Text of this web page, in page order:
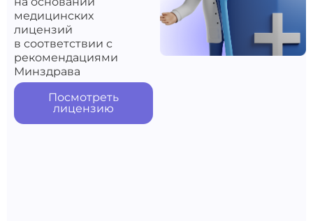
медицинских
лицензий
в соответствии с
рекомендациями
Минздрава
Посмотреть
лицензию